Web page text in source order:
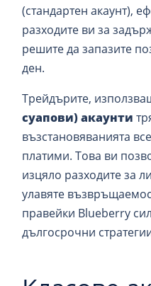
(стандартен акаунт),
разходите ви за
решите да запазите
ден.
Трейдърите,
суапови) акаунти
възстановяванията
платими. Това ви
изцяло разходите за
улавяте
правейки Blueberry
дългосрочни